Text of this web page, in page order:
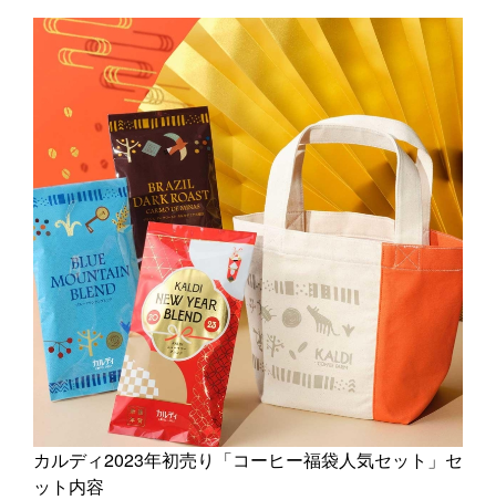
カルディ2023年初売り「コーヒー福袋人気セット」セ
ット内容